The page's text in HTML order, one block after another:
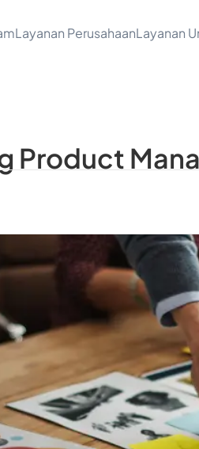
Layanan PerusahaanLayanan
Product